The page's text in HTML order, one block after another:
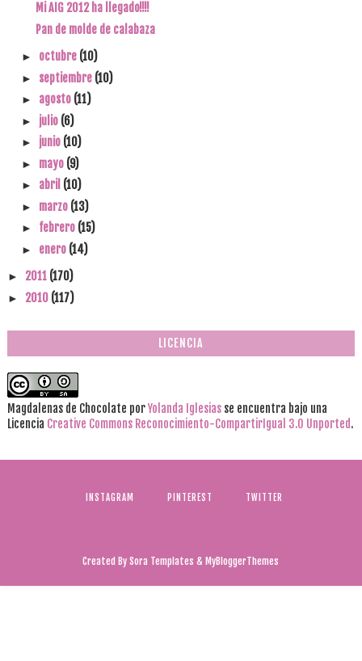
Mi AIG 2012 ha llegado!!!!
Pan de molde de calabaza
► octubre (10)
► septiembre (10)
► agosto (11)
► julio (6)
► junio (10)
► mayo (9)
► abril (10)
► marzo (13)
► febrero (15)
► enero (14)
► 2011 (170)
► 2010 (117)
LICENCIA
Magdalenas de Chocolate porYolanda Iglesiasse encuentra bajo una
Licencia Creative Commons Reconocimiento-CompartirIgual 3.0 Unported.
INSTAGRAM PINTEREST TWITTER
Created BySora Templates & MyBloggerThemes